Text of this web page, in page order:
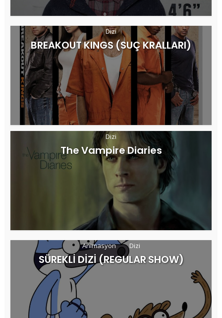
Dizi
BREAKOUT KINGS (SUÇ KRALLARI)
Dizi
The Vampire Diaries
Animasyon Dizi
SÜREKLİ DİZİ (REGULAR SHOW)